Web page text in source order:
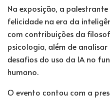
Na exposição, a
felicidade na era da
com contribuições da
psicologia, além de
desafios do uso da IA no
humano.
O evento contou com a